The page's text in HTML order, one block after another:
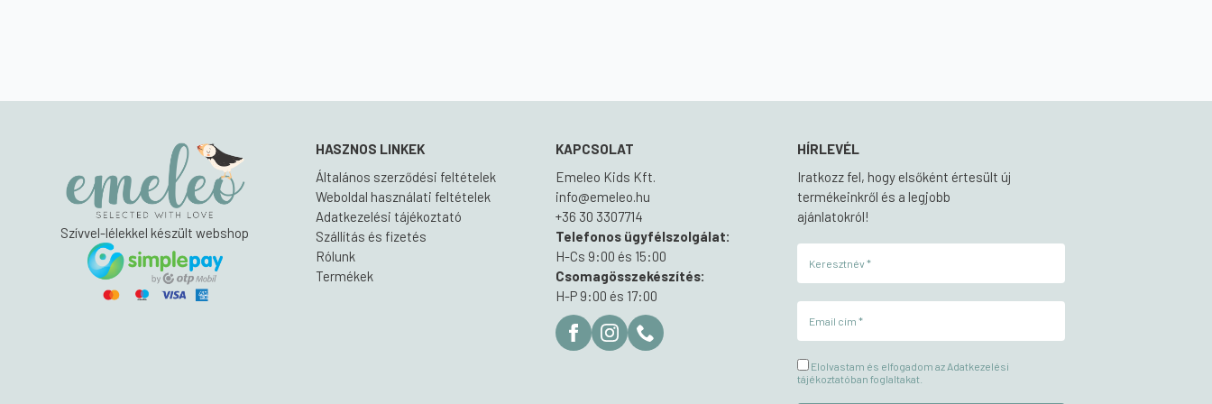
Szívvel-lélekkel készült webshop
HASZNOS LINKEK
Általános szerződési feltételek
Weboldal használati feltételek
Adatkezelési tájékoztató
Szállítás és fizetés
Rólunk
Termékek
KAPCSOLAT
Emeleo Kids Kft.
info@emeleo.hu
+36 30 3307714
Telefonos ügyfélszolgálat:
H-Cs 9:00 és 15:00
Csomagösszekészítés:
H-P 9:00 és 17:00
HÍRLEVÉL
Iratkozz fel, hogy elsőként értesült új
termékeinkről és a legjobb
ajánlatokról!
Elolvastam és elfogadom az Adatkezelési
tájékoztatóban foglaltakat.